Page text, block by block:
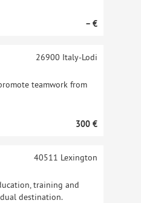
– €
teamwork from
26900 Italy-Lodi
300 €
training and
destination.
40511 Lexington